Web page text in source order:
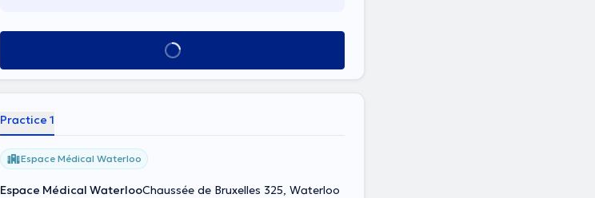
See all
Practice 1
Espace Médical Waterloo
Espace Médical WaterlooChaussée de Bruxelles 325, Waterloo